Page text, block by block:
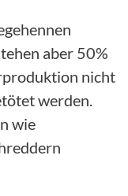
aber 50%
nicht
werden.
wie